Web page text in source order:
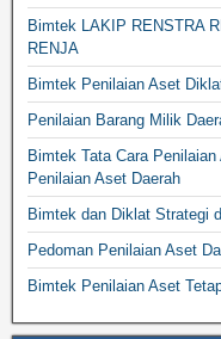
Bimtek LAKIP RENSTRA
RENJA
Bimtek Penilaian Aset
Penilaian Barang Milik
Bimtek Tata Cara
Penilaian Aset Daerah
Bimtek dan Diklat Strategi
Pedoman Penilaian Aset
Bimtek Penilaian Aset